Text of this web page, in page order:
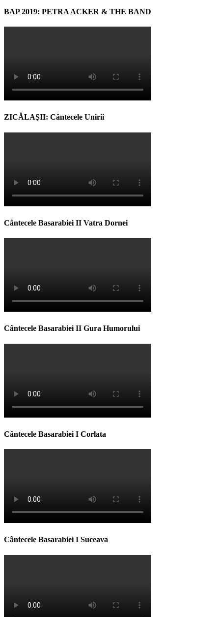
BAP 2019: PETRA ACKER & THE BAND
ZICĂLAŞII: Cântecele Unirii
Cântecele Basarabiei II Vatra Dornei
Cântecele Basarabiei II Gura Humorului
Cântecele Basarabiei I Corlata
Cântecele Basarabiei I Suceava